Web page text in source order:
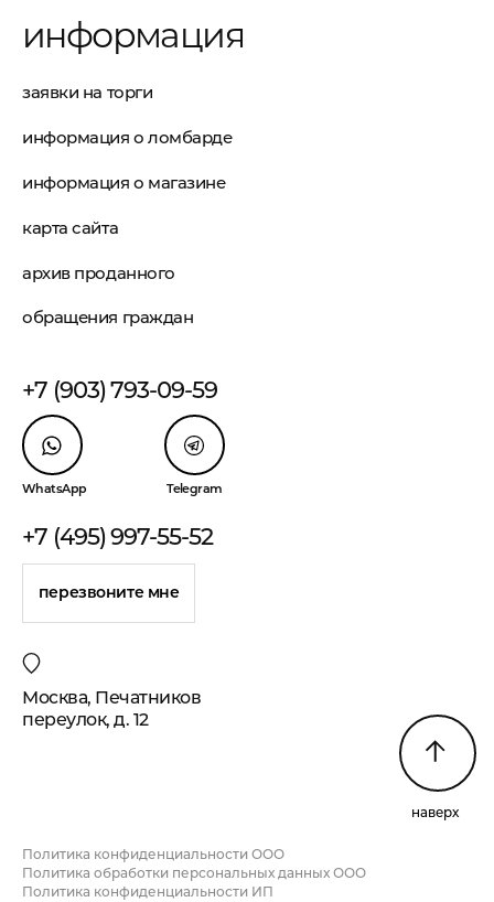
информация
заявки на торги
информация о ломбарде
информация о магазине
карта сайта
архив проданного
обращения граждан
+7 (903) 793-09-59
WhatsApp Telegram
+7 (495) 997-55-52
перезвоните мне
Москва, Печатников
переулок, д. 12
наверх
Политика конфиденциальности ООО
Политика обработки персональных данных ООО
Политика конфиденциальности ИП